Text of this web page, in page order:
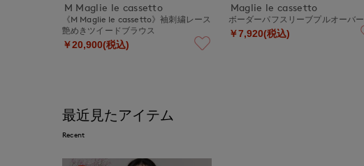
M Maglie le cassetto
《M Maglie le cassetto》袖刺繍レース
艶めきツイードブラウス
￥20,900(税込)
Maglie le cassetto
ボーダーパフスリーブプルオーバー
￥7,920(税込)
最近見たアイテム
Recent